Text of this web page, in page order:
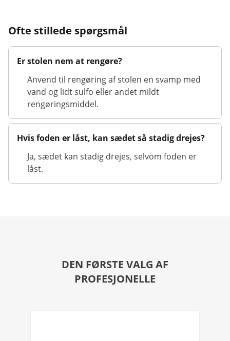
Ofte stillede spørgsmål
Er stolen nem at rengøre?
Anvend til rengøring af stolen en svamp med
vand og lidt sulfo eller andet mildt
rengøringsmiddel.
Hvis foden er låst, kan sædet så stadig drejes?
Ja, sædet kan stadig drejes, selvom foden er
låst.
DEN FØRSTE VALG AF
PROFESJONELLE